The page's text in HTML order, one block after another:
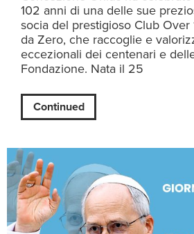
102 anni di una delle sue
socia del prestigioso Club
da Zero, che raccoglie e
eccezionali dei centenari e
Fondazione. Nata il 25
Continued